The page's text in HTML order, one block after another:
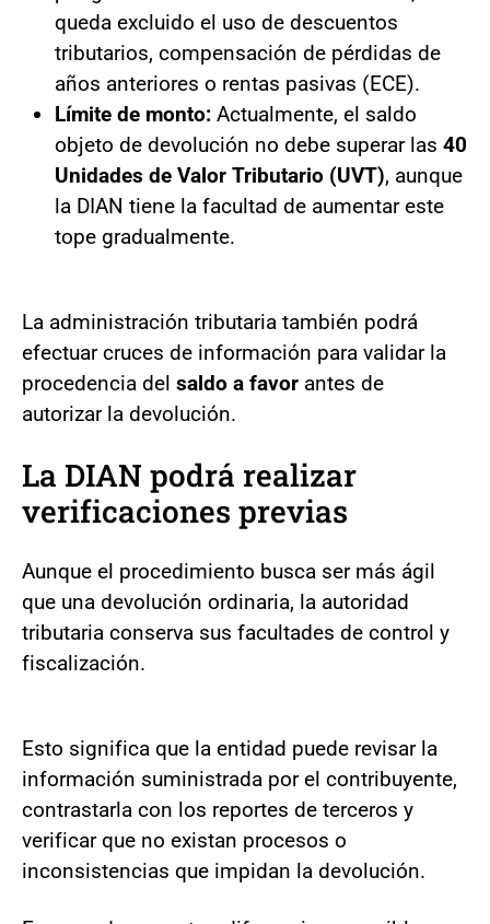
queda excluido el uso de descuentos
tributarios, compensación de pérdidas de
años anteriores o rentas pasivas (ECE).
Límite de monto: Actualmente, el saldo
objeto de devolución no debe superar las 40
Unidades de Valor Tributario (UVT), aunque
la DIAN tiene la facultad de aumentar este
tope gradualmente.
La administración tributaria también podrá
efectuar cruces de información para validar la
procedencia del saldo a favor antes de
autorizar la devolución.
La DIAN podrá realizar
verificaciones previas
Aunque el procedimiento busca ser más ágil
que una devolución ordinaria, la autoridad
tributaria conserva sus facultades de control y
fiscalización.
Esto significa que la entidad puede revisar la
información suministrada por el contribuyente,
contrastarla con los reportes de terceros y
verificar que no existan procesos o
inconsistencias que impidan la devolución.